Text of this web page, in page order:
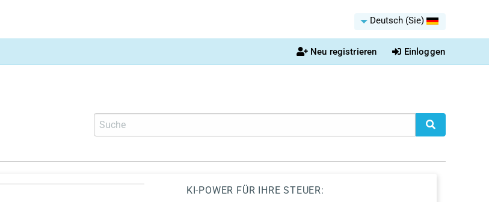
Deutsch (Sie)
Neu registrieren Einloggen
KI-POWER FÜR IHRE STEUER: